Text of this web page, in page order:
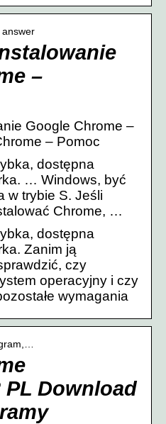
answer
–
Google Chrome –
– Pomoc
dostępna
… Windows, być
w trybie S. Jeśli
Chrome, …
dostępna
Zanim ją
czy
operacyjny i czy
wymagania
PL Download